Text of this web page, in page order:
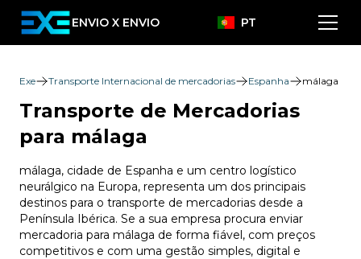
ENVIO X ENVIO PT
Exe Transporte Internacional de mercadorias Espanha málaga
Transporte de Mercadorias
para málaga
málaga, cidade de Espanha e um centro logístico
neurálgico na Europa, representa um dos principais
destinos para o transporte de mercadorias desde a
Península Ibérica. Se a sua empresa procura enviar
mercadoria para málaga de forma fiável, com preços
competitivos e com uma gestão simples, digital e